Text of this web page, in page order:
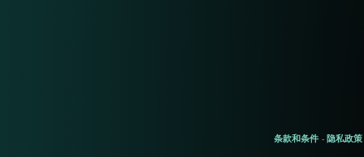
条款和条件 - 隐私政策